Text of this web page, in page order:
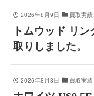
2026年8月9日 買取実績
トムウッド リ
取りしました。
2026年8月8日 買取実績